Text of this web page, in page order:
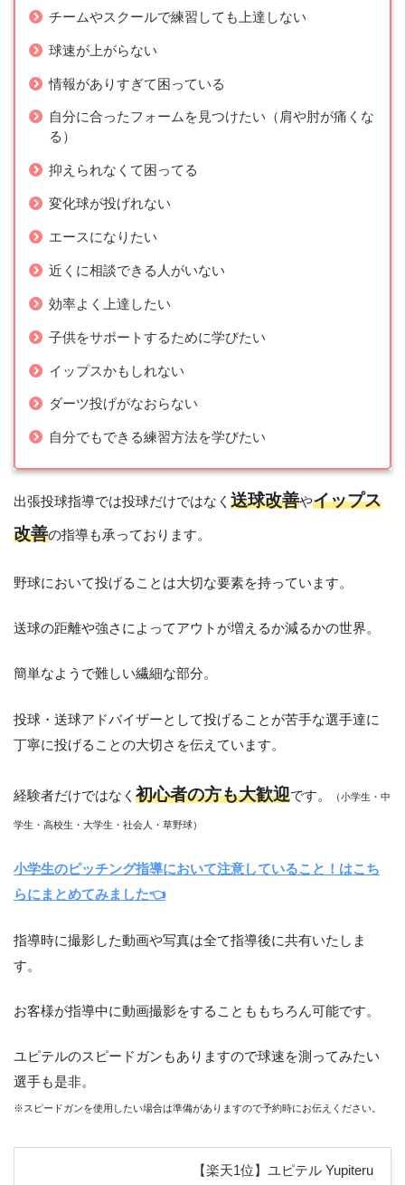
チームやスクールで練習しても上達しない
球速が上がらない
情報がありすぎて困っている
自分に合ったフォームを見つけたい（肩や肘が痛くな
る）
抑えられなくて困ってる
変化球が投げれない
エースになりたい
近くに相談できる人がいない
効率よく上達したい
子供をサポートするために学びたい
イップスかもしれない
ダーツ投げがなおらない
自分でもできる練習方法を学びたい
出張投球指導では投球だけではなく 送球改善やイップス
改善の指導も承っております。
野球において投げることは大切な要素を持っています。
送球の距離や強さによってアウトが増えるか減るかの世界。
簡単なようで難しい繊細な部分。
投球・送球アドバイザーとして投げることが苦手な選手達に
丁寧に投げることの大切さを伝えています。
経験者だけではなく 初心者の方も大歓迎です。 （小学生・中
学生・高校生・大学生・社会人・草野球）
小学生のピッチング指導において注意していること！はこち
らにまとめてみました👈
指導時に撮影した動画や写真は全て指導後に共有いたしま
す。
お客様が指導中に動画撮影をすることももちろん可能です。
ユピテルのスピードガンもありますので球速を測ってみたい
選手も是非。
※スピードガンを使用したい場合は準備がありますので予約時にお伝えください。
【楽天1位】ユピテル Yupiteru